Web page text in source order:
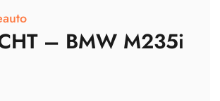
– BMW M235i